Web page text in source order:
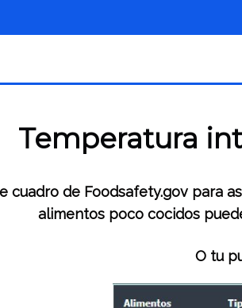
Temperatura
cuadro de Foodsafety.gov para
alimentos poco cocidos
O tu